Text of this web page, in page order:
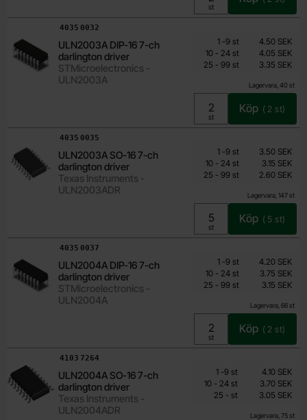
Enhet:
st
ULN2003A DIP-16 7-ch
darlington driver
STMicroelectronics -
ULN2003A
Art. nr
4035 0032
Lagervara, 40 st
Från
2.90 SEK
Inklusive 25% moms
Enhet:
st
Köp ( 2 st)
Mängdrabatt
Pris /st
1 -till
9 st
4.50 SEK
10 - till
24 st
4.05 SEK
25 - till
99 st 3.35 SEK
ULN2003A SO-16 7-ch
darlington driver
Texas Instruments -
ULN2003ADR
Art. nr
4035 0035
Lagervara, 147 st
Från
2.25 SEK
Inklusive 25% moms
Enhet:
st
Köp ( 5 st)
Mängdrabatt
Pris /st
1 -till
9 st
3.50 SEK
10 - till
24 st
3.15 SEK
25 - till
99 st 2.60 SEK
ULN2004A DIP-16 7-ch
darlington driver
STMicroelectronics -
ULN2004A
Art. nr
4035 0037
Lagervara, 66 st
Från
2.70 SEK
Inklusive 25% moms
Enhet:
st
Köp ( 2 st)
Mängdrabatt
Pris /st
1 -till
9 st
4.20 SEK
10 - till
24 st
3.75 SEK
25 - till
99 st 3.15 SEK
ULN2004A SO-16 7-ch
darlington driver
Texas Instruments -
ULN2004ADR
Art. nr
4103 7264
Lagervara, 75 st
Från
3.05 SEK
Inklusive 25% moms
Mängdrabatt
Pris /st
1 -till
9 st
4.10 SEK
10 - till
24 st
3.70 SEK
25 - till
st 3.05 SEK